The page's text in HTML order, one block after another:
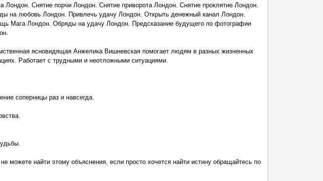
Лондон. Снятие порчи Лондон. Снятие приворота Лондон. Снятие проклятие Лондон.
на любовь Лондон. Привлечь удачу Лондон. Открыть денежный канал Лондон.
Мага Лондон. Обряды на удачу Лондон. Предсказание будущего по фотографии
ясновидящая Анжелика Вишневская помогает людям в разных жизненных
Работает с трудными и неотложными ситуациями.
соперницы раз и навсегда.
можете найти этому объяснения, если просто хочется найти истину обращайтесь по